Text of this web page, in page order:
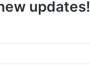
updates!